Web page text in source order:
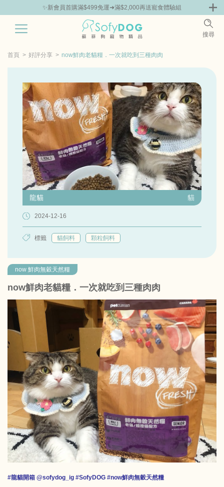
✨新會員首購滿$499免運➜滿$2,000再送寵食體驗組
搜尋
零食專區 飼料 | 凍乾優惠組 主食罐 | 餐包優惠
首頁 好評分享 now鮮肉老貓糧．一次就吃到三種肉肉
龍貓 貓
2024-12-16
標籤 貓飼料 顆粒飼料
now 鮮肉無穀天然糧
now鮮肉老貓糧．一次就吃到三種肉肉
#龍貓開箱 @sofydog_ig #SofyDOG #now鮮肉無穀天然糧